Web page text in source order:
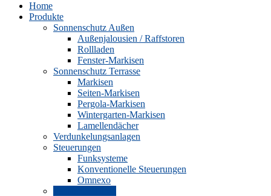
Home
Produkte
Sonnenschutz Außen
Außenjalousien / Raffstoren
Rollladen
Fenster-Markisen
Sonnenschutz Terrasse
Markisen
Seiten-Markisen
Pergola-Markisen
Wintergarten-Markisen
Lamellendächer
Verdunkelungsanlagen
Steuerungen
Funksysteme
Konventionelle Steuerungen
Omnexo